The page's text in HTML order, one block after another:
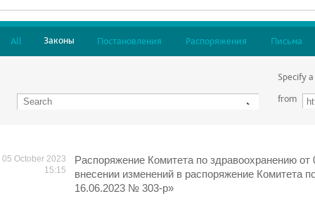
All Законы Постановления Распоряжения Письма
Specify
from
05 October 2023
15:15
Распоряжение Комитета по здравоохранению
внесении изменений в распоряжение Комитета
16.06.2023 № 303-р»